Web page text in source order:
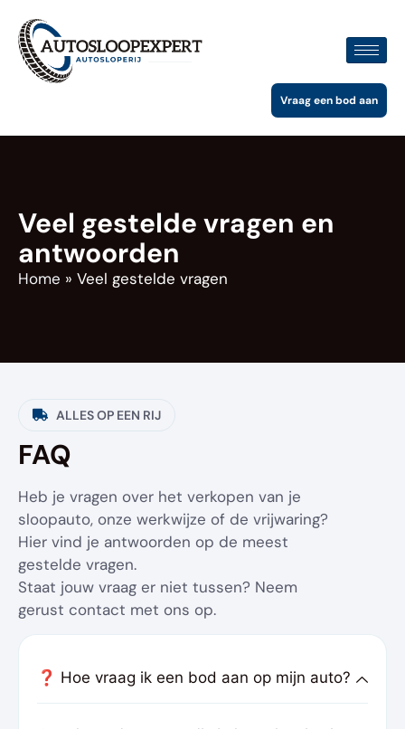
Vraag een bod aan
Veel gestelde vragen en
antwoorden
Home » Veel gestelde vragen
ALLES OP EEN RIJ
FAQ
Heb je vragen over het verkopen van je
sloopauto, onze werkwijze of de vrijwaring?
Hier vind je antwoorden op de meest
gestelde vragen.
Staat jouw vraag er niet tussen? Neem
gerust contact met ons op.
❓ Hoe vraag ik een bod aan op mijn auto?